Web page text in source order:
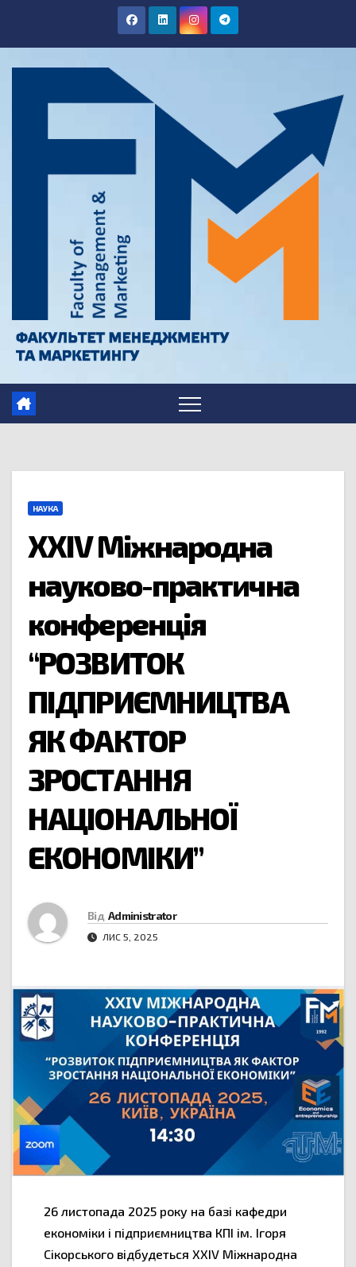
НАУКА
ХХІV Міжнародна
науково-практична
конференція
“РОЗВИТОК
ПІДПРИЄМНИЦТВА
ЯК ФАКТОР
ЗРОСТАННЯ
НАЦІОНАЛЬНОЇ
ЕКОНОМІКИ”
Від Administrator
ЛИС 5, 2025
26 листопада 2025 року на базі кафедри
економіки і підприємництва КПІ ім. Ігоря
Сікорського відбудеться XXIV Міжнародна